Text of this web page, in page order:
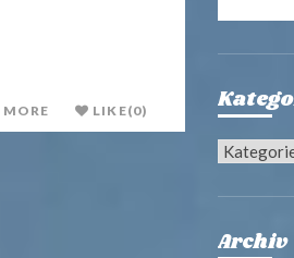
MORE LIKE(0)
Archiv